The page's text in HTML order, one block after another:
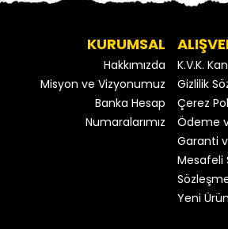
KURUMSAL
Hakkımızda
Misyon ve Vizyonumuz
Banka Hesap
Numaralarımız
K.V.K.
Gizlilik
Çerez
Ödeme
Garanti
Mesafeli
Yeni